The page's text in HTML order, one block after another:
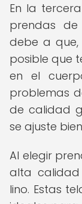
En la
prendas
debe a que,
posible que
en el
problemas
de calidad
se ajuste
Al elegir
alta
lino. Estas